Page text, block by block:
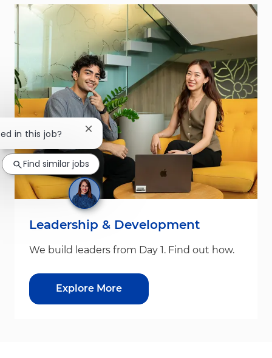
Leadership & Development
We build leaders from Day 1. Find out how.
Explore More
in this job? Close chatbot notification
Find similar jobs